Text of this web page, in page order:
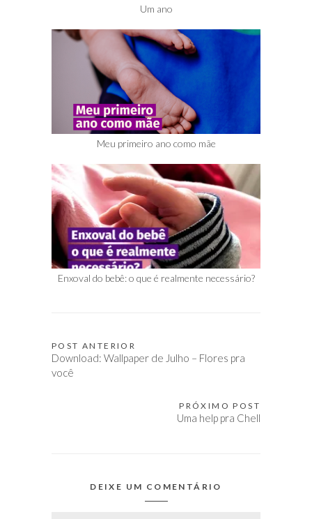
Um ano
Meu primeiro ano como mãe
Enxoval do bebê: o que é realmente necessário?
Navegação
de
POST ANTERIOR
Download: Wallpaper de Julho – Flores pra
você
PRÓXIMO POST
Uma help pra Chell
DEIXE UM COMENTÁRIO